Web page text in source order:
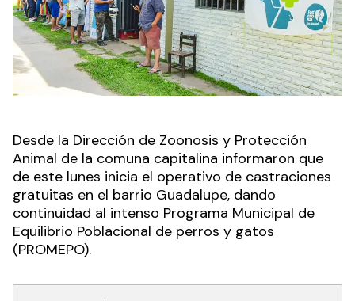
Desde la Dirección de Zoonosis y Protección
Animal de la comuna capitalina informaron que
de este lunes inicia el operativo de castraciones
gratuitas en el barrio Guadalupe, dando
continuidad al intenso Programa Municipal de
Equilibrio Poblacional de perros y gatos
(PROMEPO).